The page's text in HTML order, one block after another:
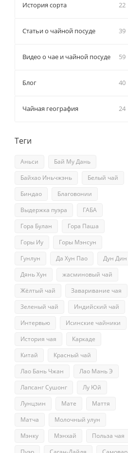
История сорта 22
Статьи о чайной посуде 39
Видео о чае и чайной посуде 59
Блог 40
Чайная география 24
Теги
Аньси
Бай Му Дань
Байхао Иньчжэнь
Белый чай
Биндао
Благовонии
Выдержка пуэра
ГАБА
Гора Булан
Гора Паша
Горы Иу
Горы Мэнсун
Гунлун
Да Хун Пао
Дун Дин
Дянь Хун
жасминовый чай
Жёлтый чай
Заваривание чая
Зеленый чай
Индийский чай
Интервью
Исинские чайники
История чая
Каркаде
Китай
Красный чай
Лао Бань Чжан
Лао Мань Э
Лапсанг Сушонг
Лу Юй
Лунцзин
Мате
Маття
Матча
Молочный улун
Мэнку
Мэнхай
Польза чая